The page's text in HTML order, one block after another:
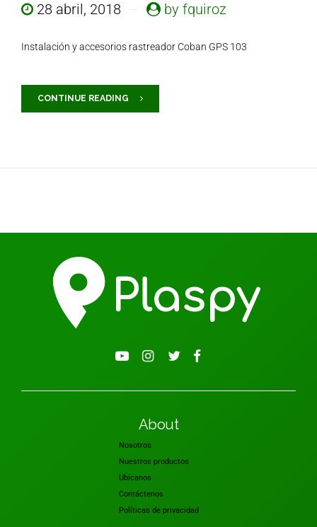
28 abril, 2018 by fquiroz
Instalación y accesorios rastreador Coban GPS 103
CONTINUE READING
About
Nosotros
Nuestros productos
Ubícanos
Contáctenos
Políticas de privacidad